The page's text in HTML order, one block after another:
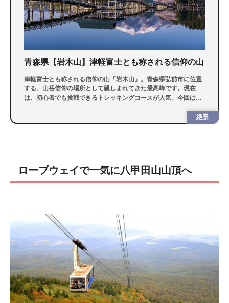
青森県【岩木山】津軽富士とも称される信仰の山
津軽富士とも称される信仰の山「岩木山」。青森県弘前市に位置
する、山岳信仰の場所として親しまれてきた最高峰です。現在
は、初心者でも挑戦できるトレッキングコースが人気。今回は、
絶景
ロープウェイで一気に八甲田山山頂へ